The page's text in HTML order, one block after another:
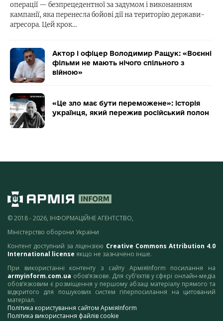
операції — безпрецедентної за задумом і виконанням
кампанії, яка перенесла бойові дії на територію держави-
агресора. Цей крок…
Актор і офіцер Володимир Ращук: «Воєнні
фільми не мають нічого спільного з
війною»
«Це зло має бути переможене»: історія
українця, який пережив російський полон
© 2018 - 2026, ІНФОРМАЦІЙНЕ АГЕНТСТВО,
Міністерство оборони України
Контент доступний за ліцензією Creative Commons Attribution 4.0
International license якщо не зазначено інше.
При використанні контенту з сайту АрміяInform посилання на
armyinform.com.ua обов’язкове. Для суб’єктів у сфері онлайн-медіа
обов’язковим є розміщення у першому абзаці матеріалу прямого та
відкритого для пошукових систем гіперпосилання на цитований
матеріал.
Політика користування сайтом АрміяInform
Політика використання файлів cookie